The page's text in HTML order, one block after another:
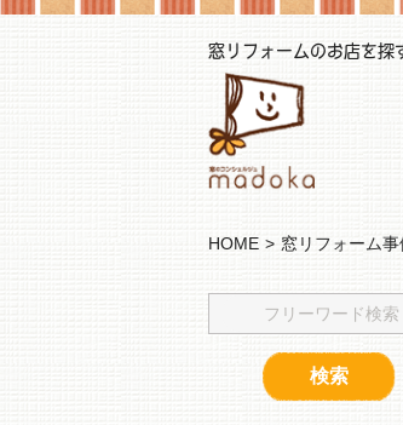
窓リフォームのお店を
HOME 窓リフォーム事